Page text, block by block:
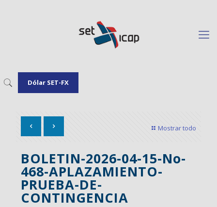
Dólar SET-FX
Mostrar todo
BOLETIN-2026-04-15-No-
468-APLAZAMIENTO-
PRUEBA-DE-
CONTINGENCIA